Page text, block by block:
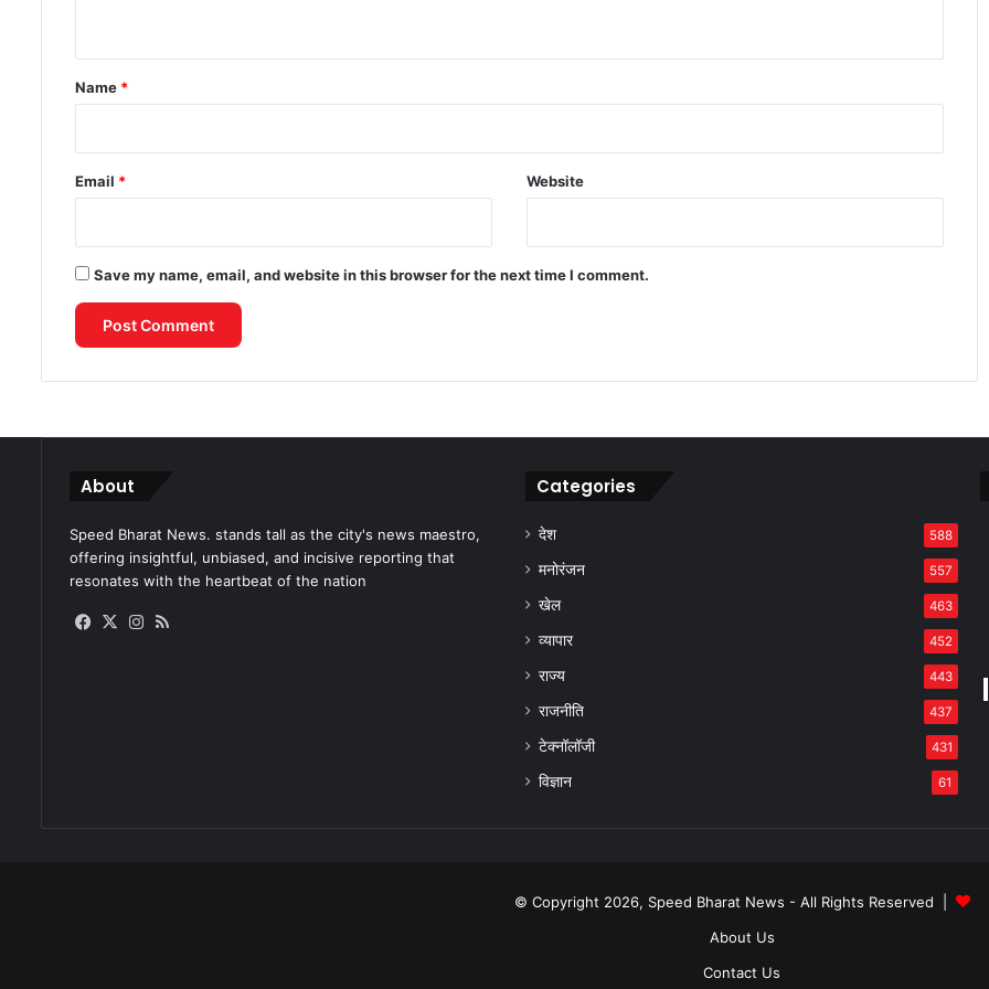
मुख्यमंत्री बनने से पहले ही कुर्सी की लड़ाई शुरू
*
Name *
Email * Website
Save my name, email, and website in this browser for the next time I comment.
About
Speed Bharat News. stands tall as the city's news maestro,
offering insightful, unbiased, and incisive reporting that
resonates with the heartbeat of the nation
Facebook
X Instagram
Categories
देश 588
मनोरंजन 557
खेल 463
व्यापार 452
राज्य 443
राजनीति 437
टेक्नॉलॉजी 431
विज्ञान 61
© Copyright 2026, Speed Bharat News - All Rights Reserved |
About Us
Contact Us